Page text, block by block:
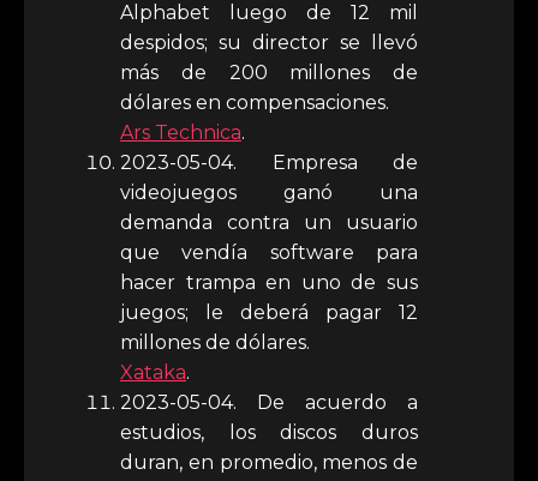
Alphabet luego de 12 mil
despidos; su director se llevó
más de 200 millones de
dólares en compensaciones.
Ars Technica.
2023-05-04. Empresa de
videojuegos ganó una
demanda contra un usuario
que vendía software para
hacer trampa en uno de sus
juegos; le deberá pagar 12
millones de dólares.
Xataka.
2023-05-04. De acuerdo a
estudios, los discos duros
duran, en promedio, menos de